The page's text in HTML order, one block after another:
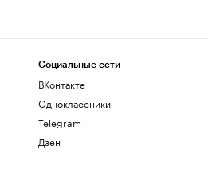
Социальные сети
ВКонтакте
Одноклассники
Telegram
Дзен